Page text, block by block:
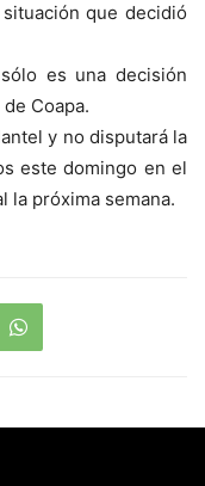
que decidió
es una decisión
Coapa.
y no disputará la
este domingo en el
la próxima semana.